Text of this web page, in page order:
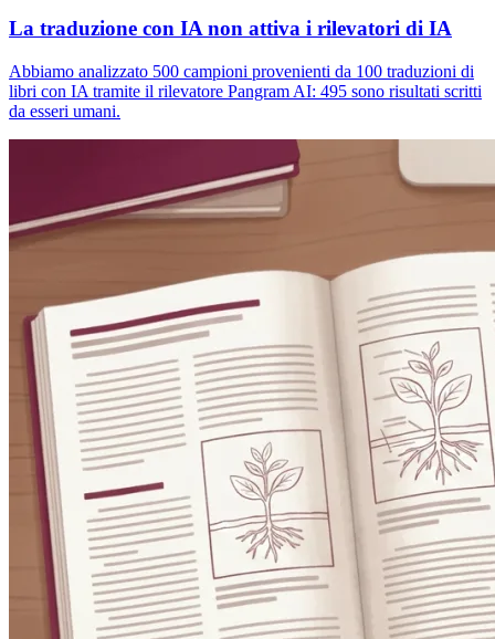
La traduzione con IA non attiva i rilevatori di IA
Abbiamo analizzato 500 campioni provenienti da 100 traduzioni di
libri con IA tramite il rilevatore Pangram AI: 495 sono risultati scritti
da esseri umani.